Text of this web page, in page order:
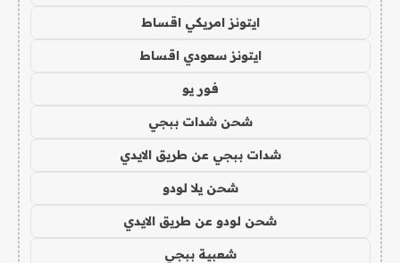
ايتونز امريكي اقساط
ايتونز سعودي اقساط
فور يو
شحن شدات ببجي
شدات ببجي عن طريق الايدي
شحن يلا لودو
شحن لودو عن طريق الايدي
شعبية ببجي